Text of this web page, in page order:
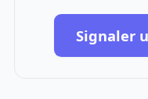
Signaler